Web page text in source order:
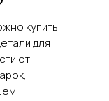
купить
для
от